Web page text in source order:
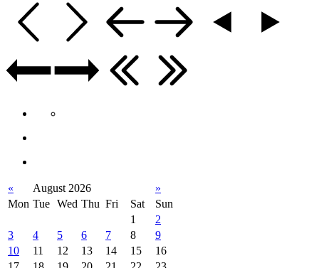
« August 2026
»
Mon Tue Wed Thu Fri Sat
Sun
1
2
3
4 5 6 7 8
9
10
11 12 13 14 15
16